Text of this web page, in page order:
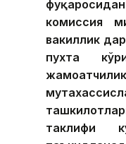
комиссия
вакиллик
пухта
таклифи